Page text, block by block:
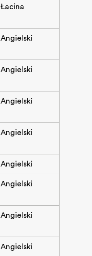
Łacina
Angielski
Angielski
Angielski
Angielski
Angielski
Angielski
Angielski
Angielski